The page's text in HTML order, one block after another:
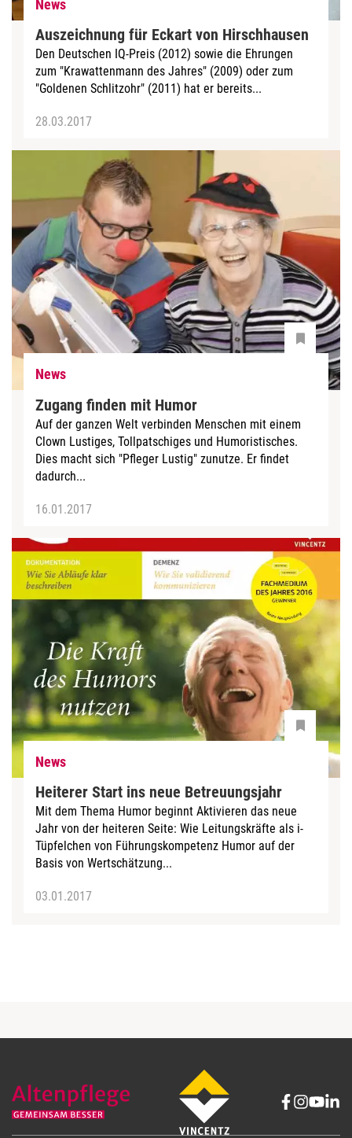
News
Auszeichnung für Eckart von Hirschhausen
Den Deutschen IQ-Preis (2012) sowie die Ehrungen
zum "Krawattenmann des Jahres" (2009) oder zum
"Goldenen Schlitzohr" (2011) hat er bereits...
28.03.2017
News
Zugang finden mit Humor
Auf der ganzen Welt verbinden Menschen mit einem
Clown Lustiges, Tollpatschiges und Humoristisches.
Dies macht sich "Pfleger Lustig" zunutze. Er findet
dadurch...
16.01.2017
News
Heiterer Start ins neue Betreuungsjahr
Mit dem Thema Humor beginnt Aktivieren das neue
Jahr von der heiteren Seite: Wie Leitungskräfte als i-
Tüpfelchen von Führungskompetenz Humor auf der
Basis von Wertschätzung...
03.01.2017